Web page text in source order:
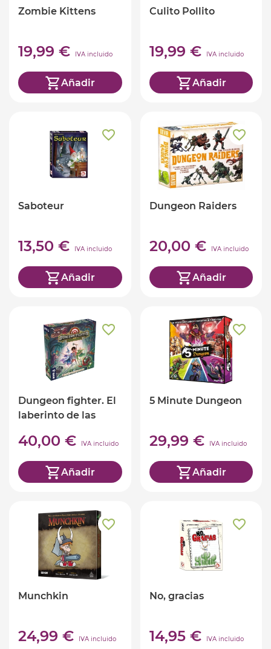
Zombie Kittens
19,99 € IVA incluido
Añadir
Culito Pollito
19,99 € IVA incluido
Añadir
Saboteur
13,50 € IVA incluido
Añadir
Dungeon Raiders
20,00 € IVA incluido
Añadir
Dungeon fighter. El
laberinto de las
40,00 € IVA incluido
Añadir
5 Minute Dungeon
29,99 € IVA incluido
Añadir
Munchkin
24,99 € IVA incluido
No, gracias
14,95 € IVA incluido